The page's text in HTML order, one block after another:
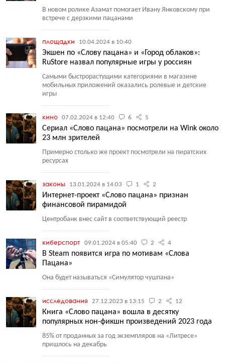
В новом ролике Азамат помогает Ивану Янковскому при
встрече с дерзкими пацанами
площадки 10.04.2024 в 10:40
Экшен по «Слову пацана» и «Город облаков»:
RuStore назвал популярные игры у россиян
Самыми быстрорастущими категориями в магазине
мобильных приложений оказались ролевые и детские
игры
кино 07.02.2024 в 12:40 6 5
Сериал «Слово пацана» посмотрели на Wink около
23 млн зрителей
Примерно столько же проект посмотрели на пиратских
ресурсах
законы 13.01.2024 в 14:03 1 2
Интернет-проект «Слово пацана» признан
финансовой пирамидой
Центробанк внес сайт в соответствующий реестр
киберспорт 09.01.2024 в 05:40 2 4
В Steam появится игра по мотивам «Слова
Пацана»
Она будет называться «Симулятор чушпана»
исследования 27.12.2023 в 13:15 2 12
Книга «Слово пацана» вошла в десятку
популярных нон-фикшн произведений 2023 года
85% от проданных за год экземпляров на «Литресе»
пришлось на декабрь